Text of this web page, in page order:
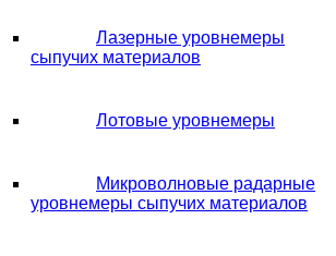
Лазерные уровнемеры
сыпучих материалов
Лотовые уровнемеры
Микроволновые радарные
уровнемеры сыпучих материалов